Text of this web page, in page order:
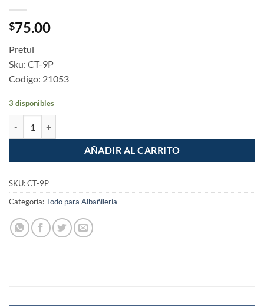
$75.00
Pretul
Sku: CT-9P
Codigo: 21053
3 disponibles
AÑADIR AL CARRITO
SKU:CT-9P
Categoría:Todo para Albañileria